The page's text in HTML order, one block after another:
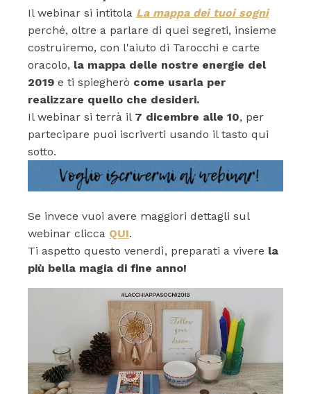
Il webinar si intitola La mappa dei tuoi sogni
perché, oltre a parlare di quei segreti, insieme
costruiremo, con l'aiuto di Tarocchi e carte
oracolo, la mappa delle nostre energie del
2019 e ti spiegherò come usarla per
realizzare quello che desideri.
Il webinar si terrà il 7 dicembre alle 10, per
partecipare puoi iscriverti usando il tasto qui
sotto.
Se invece vuoi avere maggiori dettagli sul
webinar clicca QUI.
Ti aspetto questo venerdì, preparati a vivere la
più bella magia di fine anno!